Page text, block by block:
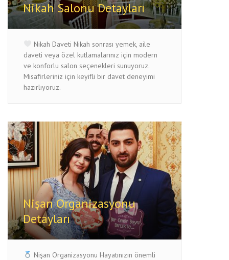
Nikah Salonu Detayları
Nikah Daveti Nikah sonrası yemek, aile
daveti veya özel kutlamalarınız için modern
ve konforlu salon seçenekleri sunuyoruz.
Misafirleriniz için keyifli bir davet deneyimi
hazırlıyoruz.
Nişan Organizasyonu
Detayları
Nişan Organizasyonu Hayatınızın önemli